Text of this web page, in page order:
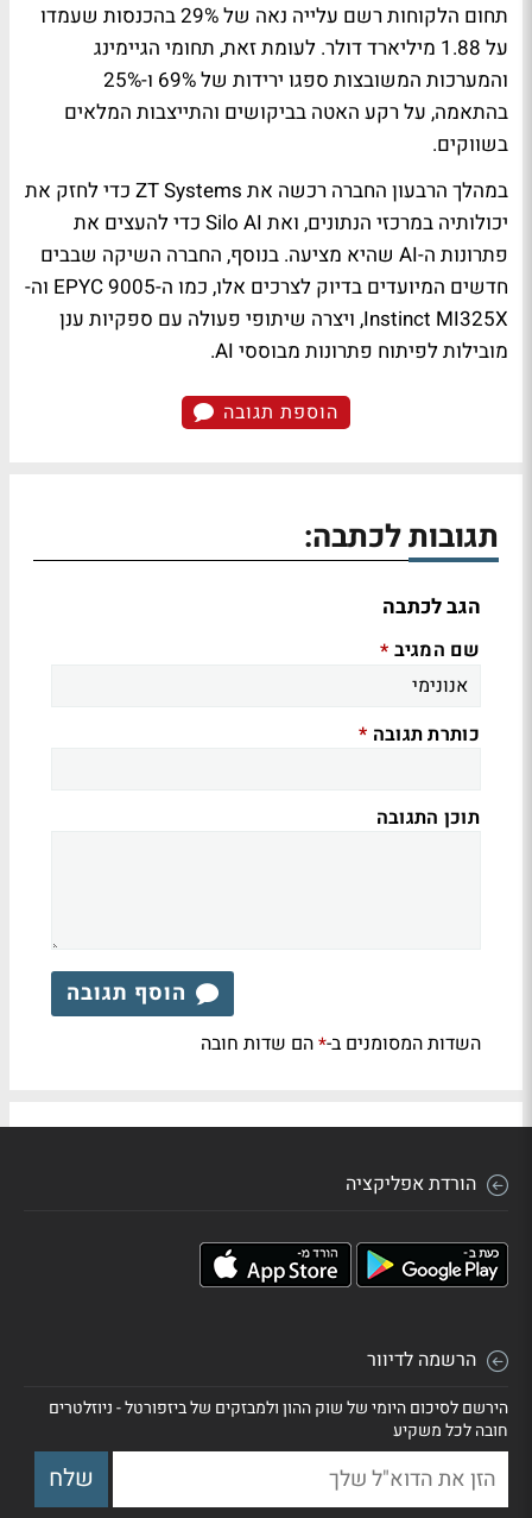
תחום הלקוחות רשם עלייה נאה של 29% בהכנסות שעמדו
על 1.88 מיליארד דולר. לעומת זאת, תחומי הגיימינג
והמערכות המשובצות ספגו ירידות של 69% ו-25%
בהתאמה, על רקע האטה בביקושים והתייצבות המלאים
בשווקים.
במהלך הרבעון החברה רכשה את ZT Systems כדי לחזק את
יכולותיה במרכזי הנתונים, ואת Silo AI כדי להעצים את
פתרונות ה-AI שהיא מציעה. בנוסף, החברה השיקה שבבים
חדשים המיועדים בדיוק לצרכים אלו, כמו ה-EPYC 9005 וה-
Instinct MI325X, ויצרה שיתופי פעולה עם ספקיות ענן
מובילות לפיתוח פתרונות מבוססי AI.
הוספת תגובה
תגובות לכתבה:
הגב לכתבה
שם המגיב *
כותרת תגובה *
תוכן התגובה
הוסף תגובה
השדות המסומנים ב-*הם שדות חובה
הורדת אפליקציה
הרשמה לדיוור
הירשם לסיכום היומי של שוק ההון ולמבזקים של ביזפורטל - ניוזלטרים
חובה לכל משקיע